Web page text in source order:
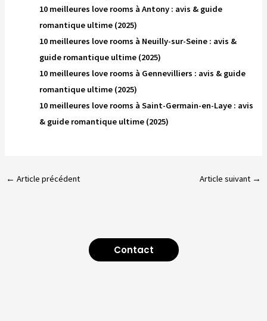
10 meilleures love rooms à Antony : avis & guide
romantique ultime (2025)
10 meilleures love rooms à Neuilly-sur-Seine : avis &
guide romantique ultime (2025)
10 meilleures love rooms à Gennevilliers : avis & guide
romantique ultime (2025)
10 meilleures love rooms à Saint-Germain-en-Laye : avis
& guide romantique ultime (2025)
← Article précédent Article suivant →
Contact